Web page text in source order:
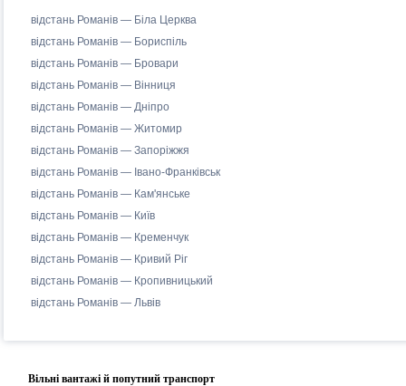
відстань Романів — Біла Церква
відстань Романів — Бориспіль
відстань Романів — Бровари
відстань Романів — Вінниця
відстань Романів — Дніпро
відстань Романів — Житомир
відстань Романів — Запоріжжя
відстань Романів — Івано-Франківськ
відстань Романів — Кам'янське
відстань Романів — Київ
відстань Романів — Кременчук
відстань Романів — Кривий Ріг
відстань Романів — Кропивницький
відстань Романів — Львів
Вільні вантажі й попутний транспорт